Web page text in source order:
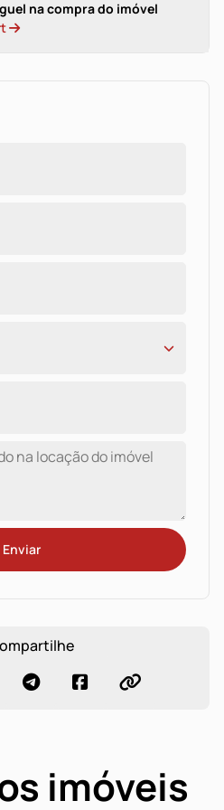
na compra do imóvel
Enviar
imóveis